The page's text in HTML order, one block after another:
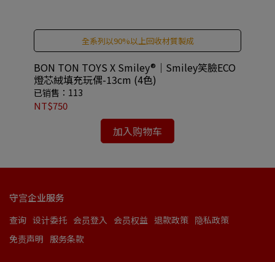
全系列以90%以上回收材質製成
BON TON TOYS X Smiley®｜Smiley笑臉ECO
燈芯絨填充玩偶-13cm (4色)
已销售：113
NT$750
加入购物车
守宫企业服务
查询 设计委托 会员登入 会员权益 退款政策 隐私政策
免责声明 服务条款